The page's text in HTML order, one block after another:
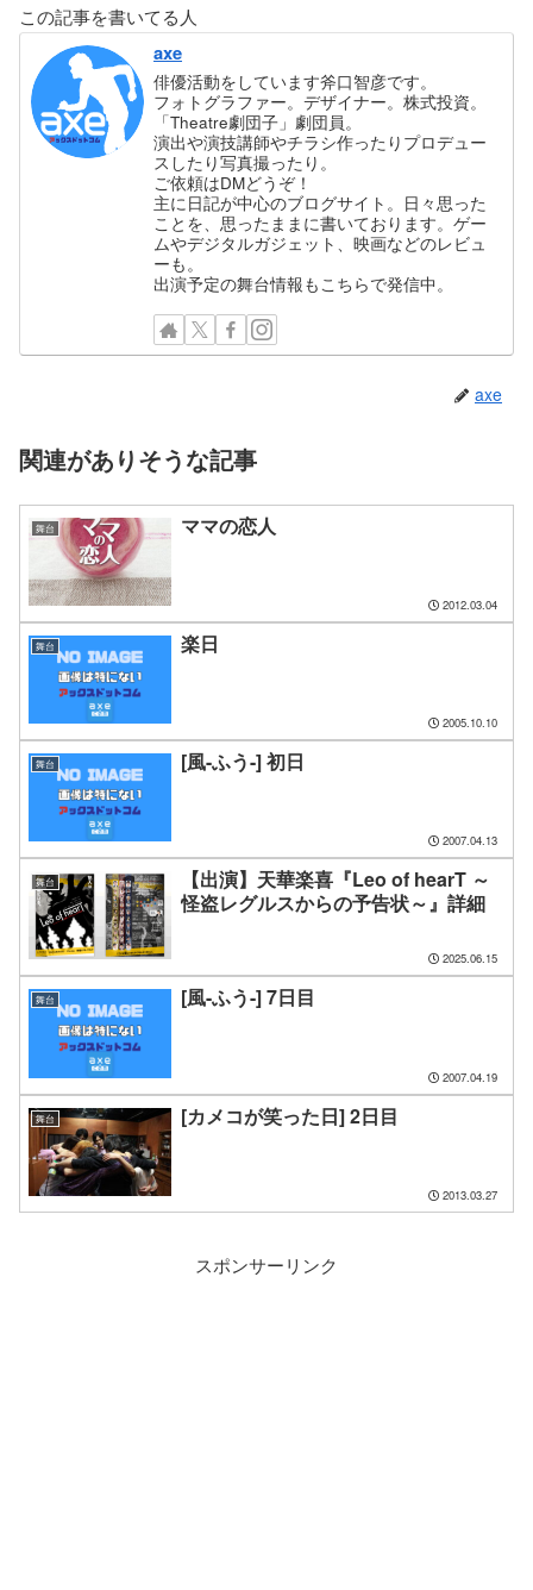
この記事を書いてる人
axe
俳優活動をしています斧口智彦です。
フォトグラファー。デザイナー。株式投資。
「Theatre劇団子」劇団員。
演出や演技講師やチラシ作ったりプロデュー
スしたり写真撮ったり。
ご依頼はDMどうぞ！
主に日記が中心のブログサイト。日々思った
ことを、思ったままに書いております。ゲー
ムやデジタルガジェット、映画などのレビュ
ーも。
出演予定の舞台情報もこちらで発信中。
axe
関連がありそうな記事
舞台 ママの恋人
2012.03.04
舞台 楽日
2005.10.10
舞台 [風-ふう-] 初日
2007.04.13
舞台
【出演】天華楽喜『Leo of hearT ～
怪盗レグルスからの予告状～』詳細
2025.06.15
舞台 [風-ふう-] 7日目
2007.04.19
舞台 [カメコが笑った日] 2日目
2013.03.27
スポンサーリンク